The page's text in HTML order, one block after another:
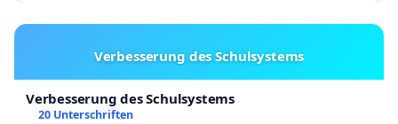
Verbesserung des Schulsystems
Verbesserung des Schulsystems
20 Unterschriften